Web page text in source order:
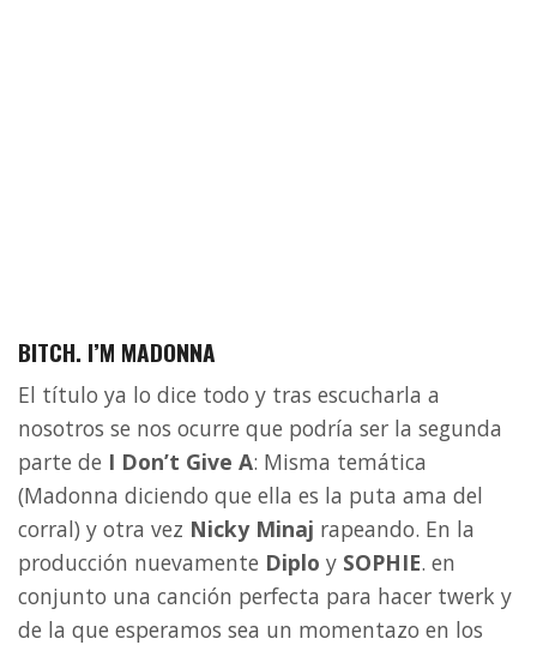
BITCH. I’M MADONNA
El título ya lo dice todo y tras escucharla a
nosotros se nos ocurre que podría ser la segunda
parte de I Don’t Give A: Misma temática
(Madonna diciendo que ella es la puta ama del
corral) y otra vez Nicky Minaj rapeando. En la
producción nuevamente Diplo y SOPHIE. en
conjunto una canción perfecta para hacer twerk y
de la que esperamos sea un momentazo en los